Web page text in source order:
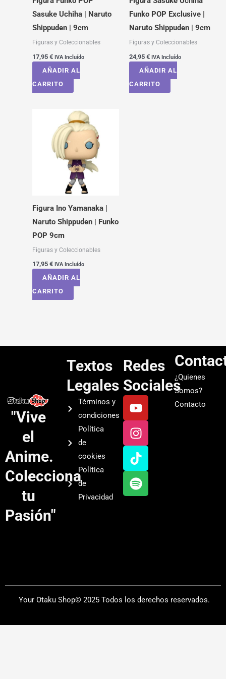
Sasuke Uchiha | Naruto
Shippuden | 9cm
Figuras y Coleccionables
17,95 € IVA Incluído
AÑADIR AL
CARRITO
Funko POP Exclusive |
Naruto Shippuden | 9cm
Figuras y Coleccionables
24,95 € IVA Incluído
AÑADIR AL
CARRITO
Figura Ino Yamanaka |
Naruto Shippuden | Funko
POP 9cm
Figuras y Coleccionables
17,95 € IVA Incluído
AÑADIR AL
CARRITO
"Vive
el
Anime.
Colecciona
tu
Pasión"
Textos
Legales
Términos y
condiciones
Política
de
cookies
Política
de
Privacidad
Redes
Sociales
Y
o
u
t
u
b
e
I
n
s
t
a
g
r
a
T
i
k
t
o
k
S
p
o
t
i
f
y
¿Quienes
Somos?
Contacto
Your Otaku Shop© 2025 Todos los derechos reservados.